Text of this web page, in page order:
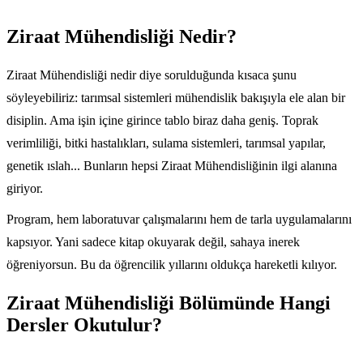
Ziraat Mühendisliği Nedir?
Ziraat Mühendisliği nedir diye sorulduğunda kısaca şunu
söyleyebiliriz: tarımsal sistemleri mühendislik bakışıyla ele alan bir
disiplin. Ama işin içine girince tablo biraz daha geniş. Toprak
verimliliği, bitki hastalıkları, sulama sistemleri, tarımsal yapılar,
genetik ıslah... Bunların hepsi Ziraat Mühendisliğinin ilgi alanına
giriyor.
Program, hem laboratuvar çalışmalarını hem de tarla uygulamalarını
kapsıyor. Yani sadece kitap okuyarak değil, sahaya inerek
öğreniyorsun. Bu da öğrencilik yıllarını oldukça hareketli kılıyor.
Ziraat Mühendisliği Bölümünde Hangi
Dersler Okutulur?